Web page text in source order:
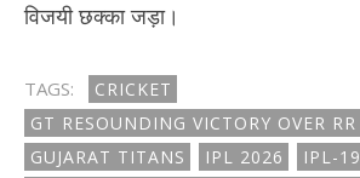
विजयी छक्का जड़ा।
TAGS:
CRICKET
GT RESOUNDING VICTORY OVER RR
GUJARAT TITANS
IPL 2026
IPL-19